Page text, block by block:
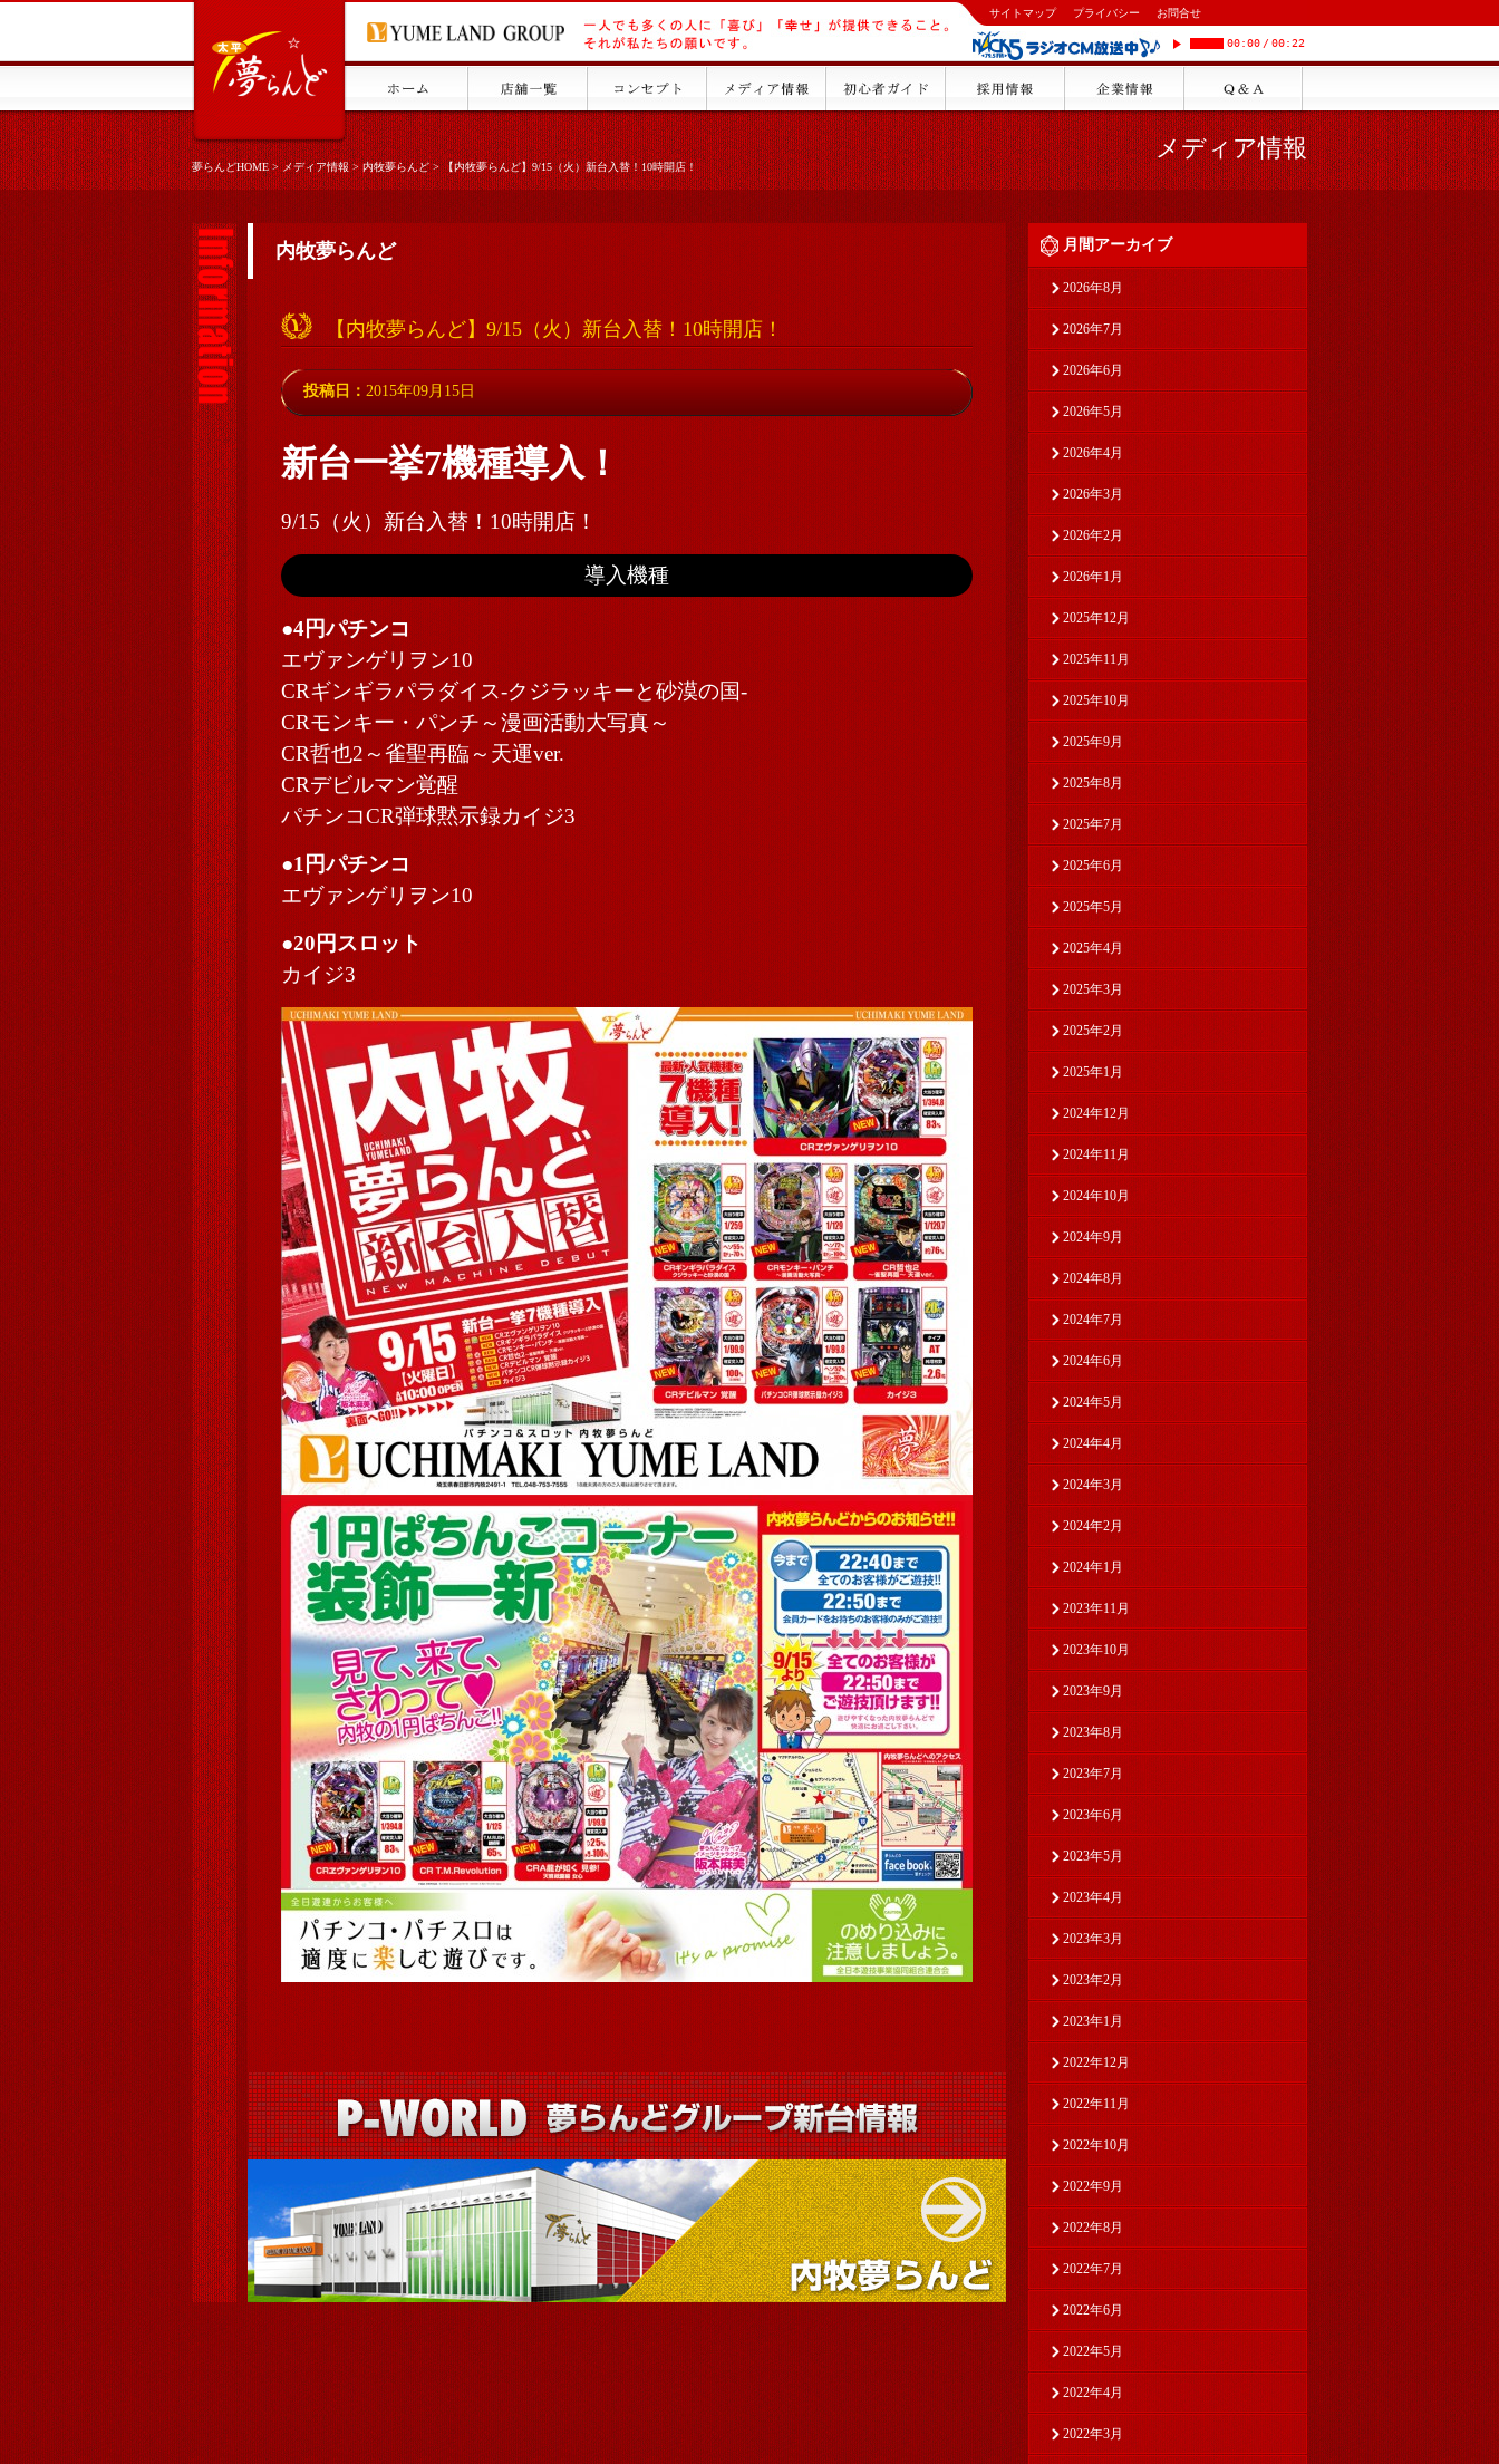
サイトマップ プライバシー お問合せ
00:00 / 00:22
夢らんどHOME>メディア情報>内牧夢らんど>【内牧夢らんど】9/15（火）新台入替！10時開店！
メディア情報
内牧夢らんど
【内牧夢らんど】9/15（火）新台入替！10時開店！
投稿日： 2015年09月15日
新台一挙7機種導入！
9/15（火）新台入替！10時開店！
導入機種
●4円パチンコ
エヴァンゲリヲン10
CRギンギラパラダイス-クジラッキーと砂漠の国-
CRモンキー・パンチ～漫画活動大写真～
CR哲也2～雀聖再臨～天運ver.
CRデビルマン覚醒
パチンコCR弾球黙示録カイジ3
●1円パチンコ
エヴァンゲリヲン10
●20円スロット
カイジ3
月間アーカイブ
2026年8月
2026年7月
2026年6月
2026年5月
2026年4月
2026年3月
2026年2月
2026年1月
2025年12月
2025年11月
2025年10月
2025年9月
2025年8月
2025年7月
2025年6月
2025年5月
2025年4月
2025年3月
2025年2月
2025年1月
2024年12月
2024年11月
2024年10月
2024年9月
2024年8月
2024年7月
2024年6月
2024年5月
2024年4月
2024年3月
2024年2月
2024年1月
2023年11月
2023年10月
2023年9月
2023年8月
2023年7月
2023年6月
2023年5月
2023年4月
2023年3月
2023年2月
2023年1月
2022年12月
2022年11月
2022年10月
2022年9月
2022年8月
2022年7月
2022年6月
2022年5月
2022年4月
2022年3月